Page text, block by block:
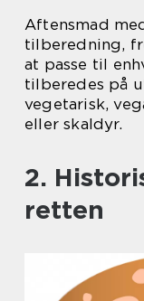
Aftensmad
tilberedning,
at passe til
tilberedes på
vegetarisk,
eller skaldyr.
2.
retten